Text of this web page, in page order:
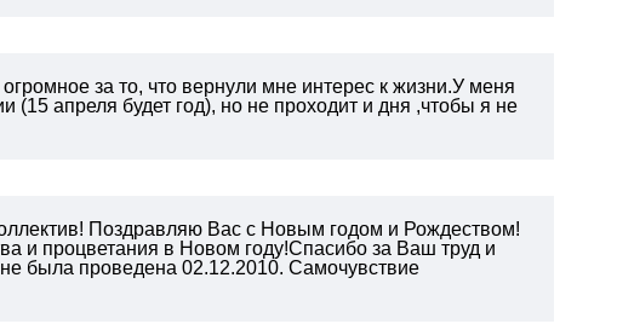
за то, что вернули мне интерес к жизни.У меня
апреля будет год), но не проходит и дня ,чтобы я не
Поздравляю Вас с Новым годом и Рождеством!
и процветания в Новом году!Спасибо за Ваш труд и
была проведена 02.12.2010. Самочувствие